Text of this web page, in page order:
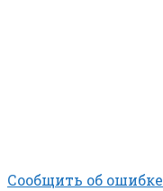
Сообщить об ошибке